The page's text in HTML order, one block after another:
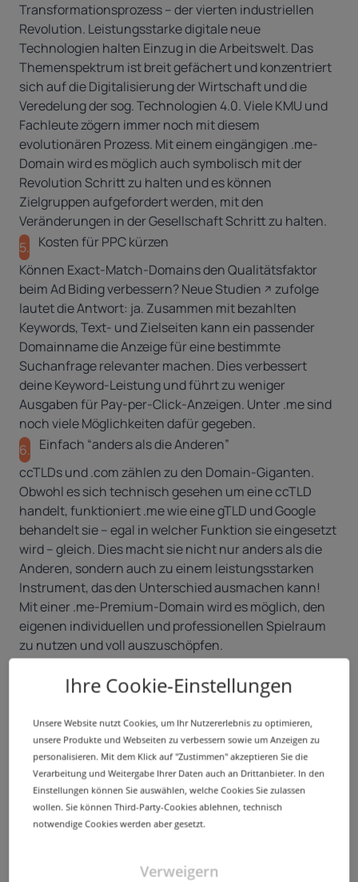
Transformationsprozess– der vierten industriellen
Revolution. Leistungsstarke digitale neue
Technologien halten Einzug in die Arbeitswelt. Das
Themenspektrum ist breit gefächert und konzentriert
sich auf die Digitalisierung der Wirtschaft und die
Veredelung der sog. Technologien 4.0. Viele KMU und
Fachleute zögern immer noch mit diesem
evolutionären Prozess. Mit einem eingängigen .me-
Domain wird es möglich auch symbolisch mit der
Revolution Schritt zu halten und es können
Zielgruppen aufgefordert werden, mit den
Veränderungen in der Gesellschaft Schritt zu halten.
5. Kosten für PPC kürzen
Können Exact-Match-Domains den Qualitätsfaktor
beim Ad Biding verbessern?Neue Studien
zufolge
lautet die Antwort: ja. Zusammen mit bezahlten
Keywords, Text- und Zielseiten kann ein passender
Domainname die Anzeige für eine bestimmte
Suchanfrage relevanter machen. Dies verbessert
deine Keyword-Leistung und führt zu weniger
Ausgaben für Pay-per-Click-Anzeigen. Unter .me sind
noch viele Möglichkeiten dafür gegeben.
6. Einfach “anders als die Anderen”
ccTLDs und .com zählen zu den Domain-Giganten.
Obwohl es sich technisch gesehen um eine ccTLD
handelt, funktioniert.me wie eine gTLD und Google
behandelt sie – egal in welcher Funktion sie eingesetzt
wird – gleich. Dies macht sie nicht nur anders als die
Anderen, sondern auch zu einem leistungsstarken
Instrument, das den Unterschied ausmachen kann!
Mit einer .me-Premium-Domain wird es möglich, den
eigenen individuellen und professionellen Spielraum
zu nutzen und voll auszuschöpfen.
Es ist eine allgemein anerkannte Tatsache, dass
wesentlichen Faktor bei der Bewertung Qualität einer
Website betrachten. Verschiedene Elemente
bestimmen diesen Faktoren, wie das Alter der Domain,
Größe, Quantität und Qualität der eingehenden
Backlinks. Eine Premium-.me-Domain mit klaren
Signalen, kann die “Autorität” einer Website erhöhen!
Auch wenn die .me in erster Linie für Personal
Ihre Cookie-Einstellungen
Unsere Website nutzt Cookies, um Ihr Nutzererlebnis zu optimieren,
unsere Produkte und Webseiten zu verbessern sowie um Anzeigen zu
personalisieren. Mit dem Klick auf "Zustimmen" akzeptieren Sie die
Verarbeitung und Weitergabe Ihrer Daten auch an Drittanbieter. In den
Einstellungen können Sie auswählen, welche Cookies Sie zulassen
wollen. Sie können Third-Party-Cookies ablehnen, technisch
notwendige Cookies werden aber gesetzt.
Verweigern